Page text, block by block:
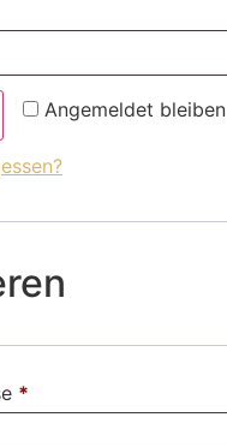
Angemeldet bleiben
*